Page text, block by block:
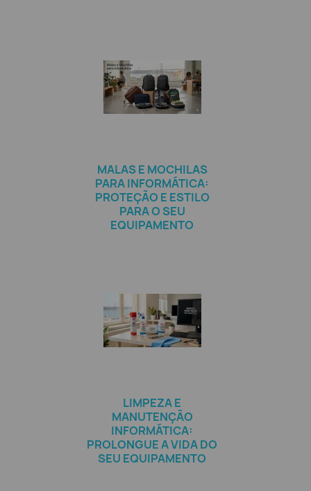
MALAS E MOCHILAS
PARA INFORMÁTICA:
PROTEÇÃO E ESTILO
PARA O SEU
EQUIPAMENTO
LIMPEZA E
MANUTENÇÃO
INFORMÁTICA:
PROLONGUE A VIDA DO
SEU EQUIPAMENTO